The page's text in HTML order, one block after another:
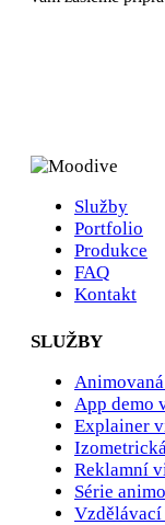
Služby
Portfolio
Produkce
FAQ
Kontakt
SLUŽBY
App demo
Explainer
Reklamní
Série